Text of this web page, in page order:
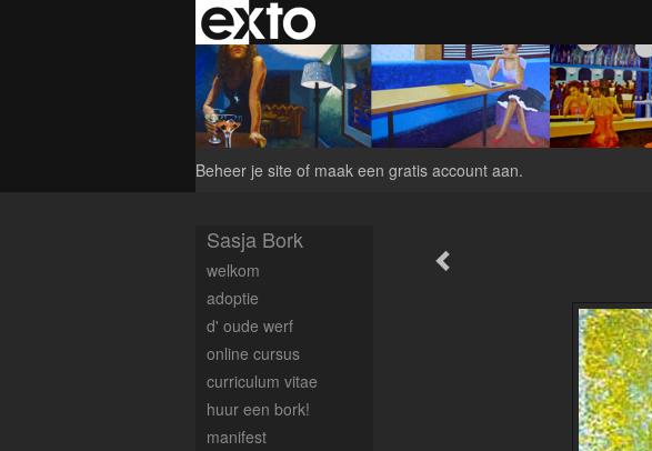
Beheer je site of maak een gratis account aan.
Sasja Bork
welkom
adoptie
d' oude werf
online cursus
curriculum vitae
huur een bork!
manifest